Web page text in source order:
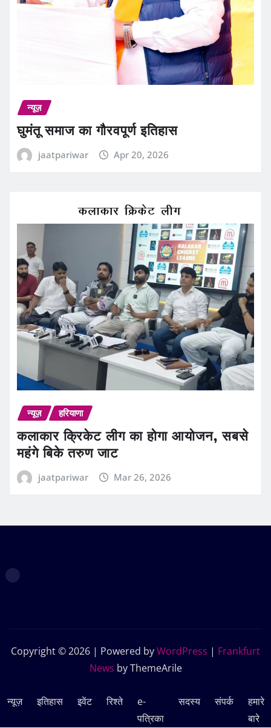
न्यूज़
घुमंतू समाज का गौरवपूर्ण इतिहास
jaatpariwar Apr 20, 2026
न्यूज़ हरियाणा
कलाकार क्रिकेट लीग का होगा आयोजन, सबसे
महंगे बिके तरुण जाट
jaatpariwar Mar 26, 2026
Copyright © 2026 | Powered byWordPress | Frankfurt
News by ThemeArile
न्यूज़ इतिहास इवेंट रिश्ते
e-
पत्रिका
सदस्‍य संपर्क
हमारे
बारे